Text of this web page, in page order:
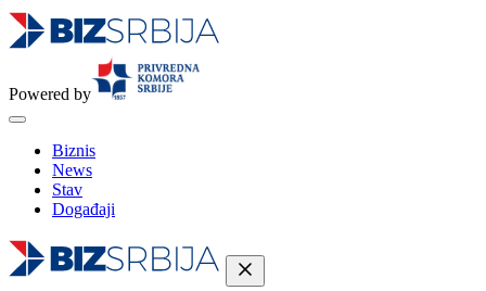
Powered by
Biznis
News
Stav
Događaji